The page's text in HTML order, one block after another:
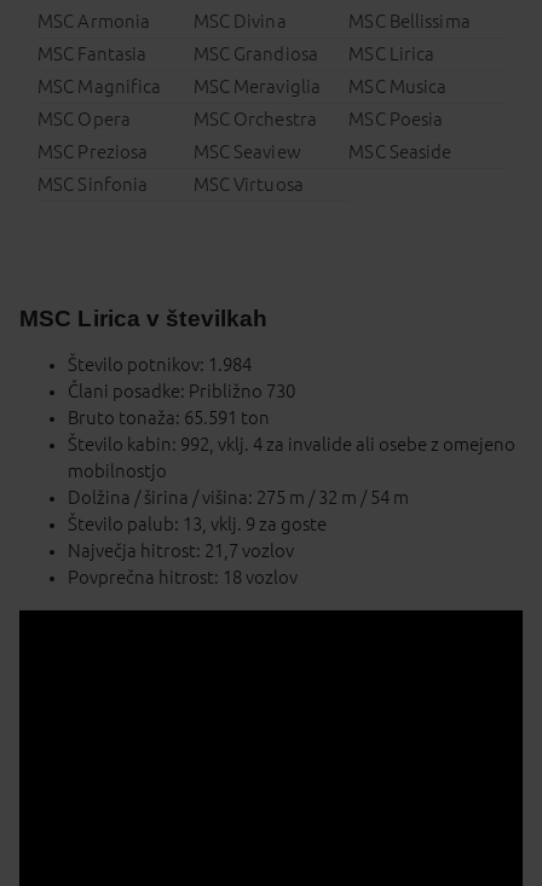
MSC Armonia MSC Divina
MSC Bellissima
MSC Fantasia
MSC Grandiosa
MSC Lirica
MSC Magnifica
MSC Meraviglia
MSC Musica
MSC Opera
MSC Orchestra
MSC Poesia
MSC Preziosa
MSC Seaview
MSC Seaside
MSC Sinfonia
MSC Virtuosa
MSC Lirica v številkah
Število potnikov: 1.984
Člani posadke: Približno 730
Bruto tonaža: 65.591 ton
Število kabin: 992, vklj. 4 za invalide ali osebe z omejeno
mobilnostjo
Dolžina / širina / višina: 275 m / 32 m / 54 m
Število palub: 13, vklj. 9 za goste
Največja hitrost: 21,7 vozlov
Povprečna hitrost: 18 vozlov